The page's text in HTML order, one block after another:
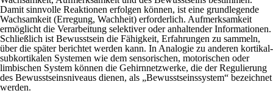
Damit sinnvolle Reaktionen erfolgen können, ist eine grundlegende
Wachsamkeit (Erregung, Wachheit) erforderlich. Aufmerksamkeit
ermöglicht die Verarbeitung selektiver oder anhaltender Informationen.
Schließlich ist Bewusstsein die Fähigkeit, Erfahrungen zu sammeln,
über die später berichtet werden kann. In Analogie zu anderen kortikal-
subkortikalen Systemen wie dem sensorischen, motorischen oder
limbischen System können die Gehirnnetzwerke, die der Regulierung
des Bewusstseinsniveaus dienen, als „Bewusstseinssystem“ bezeichnet
werden.